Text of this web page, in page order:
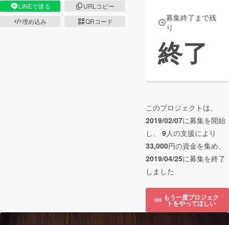
LINEで送る
URLコピー
埋め込み
QRコード
募集終了まで残
り
終了
このプロジェクトは、
2019/02/07に募集を開始
し、 9人の支援により
33,000円の資金を集め、
2019/04/25に募集を終了
しました
もう一度プロジェク
トをやってほしい